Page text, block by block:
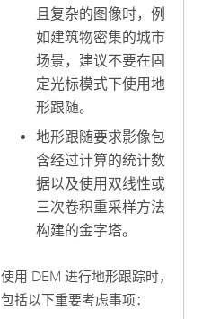
且复杂的图像时，例
如建筑物密集的城市
场景，建议不要在固
定光标模式下使用地
形跟随。
地形跟随要求影像包
含经过计算的统计数
据以及使用双线性或
三次卷积重采样方法
构建的金字塔。
使用 DEM 进行地形跟踪时，
包括以下重要考虑事项：